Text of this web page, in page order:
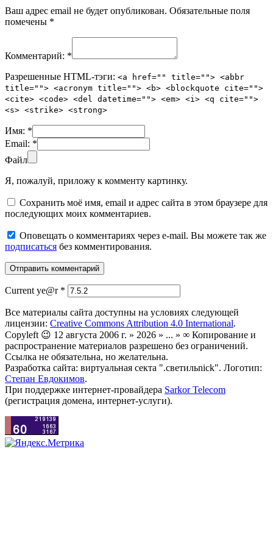
Ваш адрес email не будет опубликован. Обязательные поля
помечены *
Комментарий: *
Разрешенные HTML-тэги: <a href="" title=""> <abbr
title=""> <acronym title=""> <b> <blockquote cite="">
<cite> <code> <del datetime=""> <em> <i> <q cite="">
<s> <strike> <strong>
Имя: *
Email: *
Файл
Я, пожалуй, приложу к комменту картинку.
Сохранить моё имя, email и адрес сайта в этом браузере для
последующих моих комментариев.
Оповещать о комментариях через e-mail. Вы можете так же
подписаться без комментирования.
Current ye@r *
Все материалы сайта доступны на условиях следующей
лицензии: Creative Commons Attribution 4.0 International.
Copyleft 😉 12 августа 2006 г. » 2026 » ... » ∞ Копирование и
распространение материалов разрешено без ограничений.
Ссылка не обязательна, но желательна.
Разработка сайта: виртуальная секта ".светильnick". Логотип:
Степан Евдокимов.
При поддержке интернет-провайдера Sarkor Telecom
(регистрация домена, интернет-услуги).